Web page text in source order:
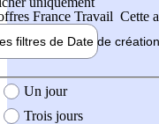
France Travail Cette
filtres de Date de création
création de l'offre
Un jour
Trois jours